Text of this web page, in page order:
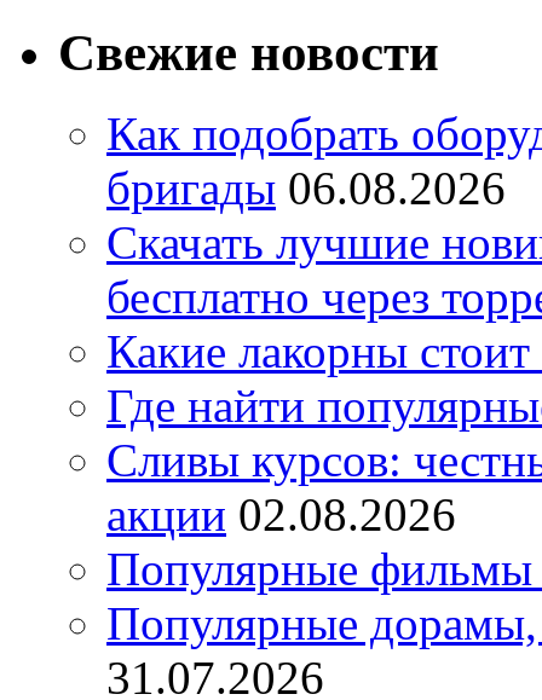
Свежие новости
Как подобрать
бригады 06.08.2026
Скачать лучшие
бесплатно через
Какие лакорны стоит
Где найти
Сливы курсов:
акции 02.08.2026
Популярные фильмы
Популярные дорамы,
31.07.2026